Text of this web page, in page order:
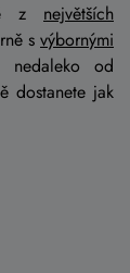
z největších
s výbornými
nedaleko od
dostanete jak